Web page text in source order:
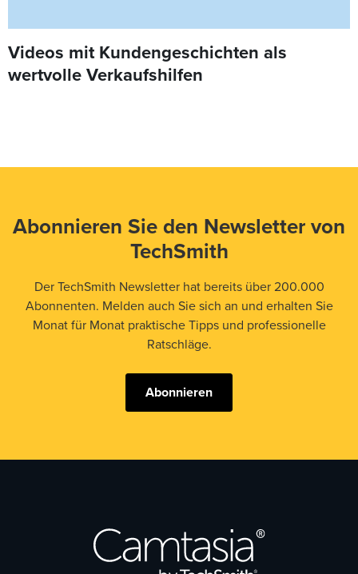
Videos mit Kundengeschichten als
wertvolle Verkaufshilfen
Abonnieren Sie den Newsletter von
TechSmith
Der TechSmith Newsletter hat bereits über 200.000
Abonnenten. Melden auch Sie sich an und erhalten Sie
Monat für Monat praktische Tipps und professionelle
Ratschläge.
Abonnieren